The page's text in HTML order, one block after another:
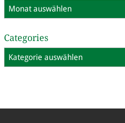
Archives
Categories
Categories